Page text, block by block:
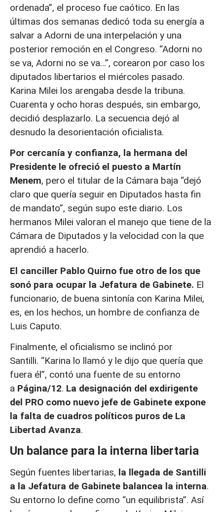
ordenada”, el proceso fue caótico. En las
últimas dos semanas dedicó toda su energía a
salvar a Adorni de una interpelación y una
posterior remoción en el Congreso. “Adorni no
se va, Adorni no se va…”, corearon por caso los
diputados libertarios el miércoles pasado.
Karina Milei los arengaba desde la tribuna.
Cuarenta y ocho horas después, sin embargo,
decidió desplazarlo. La secuencia dejó al
desnudo la desorientación oficialista.
Por cercanía y confianza, la hermana del
Presidente le ofreció el puesto a Martín
Menem, pero el titular de la Cámara baja “dejó
claro que quería seguir en Diputados hasta fin
de mandato”, según supo este diario. Los
hermanos Milei valoran el manejo que tiene de la
Cámara de Diputados y la velocidad con la que
aprendió a hacerlo.
El canciller Pablo Quirno fue otro de los que
sonó para ocupar la Jefatura de Gabinete. El
funcionario, de buena sintonía con Karina Milei,
es, en los hechos, un hombre de confianza de
Luis Caputo.
Finalmente, el oficialismo se inclinó por
Santilli. “Karina lo llamó y le dijo que quería que
fuera él”, contó una fuente de su entorno
a Página/12. La designación del exdirigente
del PRO como nuevo jefe de Gabinete expone
la falta de cuadros políticos puros de La
Libertad Avanza.
Un balance para la interna libertaria
Según fuentes libertarias, la llegada de Santilli
a la Jefatura de Gabinete balancea la interna.
Su entorno lo define como “un equilibrista”. Así